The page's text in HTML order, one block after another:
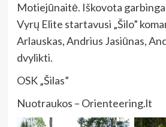
Motiejūnaitė. Iškovota
Vyrų Elite startavusi „Šilo”
Arlauskas, Andrius Jasiūnas,
dvylikti.
OSK „Šilas”
Nuotraukos – Orienteering.lt